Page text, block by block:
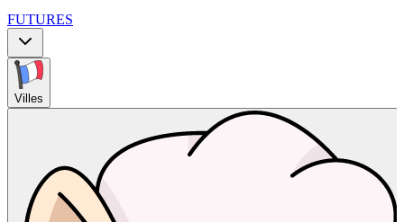
FUTURES
Villes